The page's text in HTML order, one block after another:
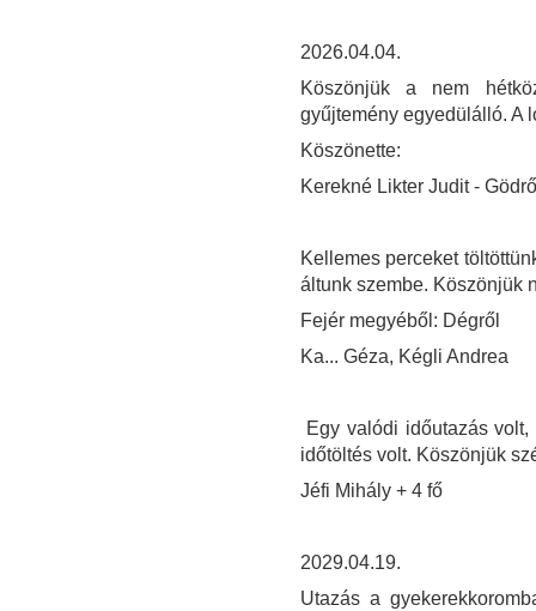
2026.04.04.
Köszönjük a nem
gyűjtemény egyedülálló. A
Köszönette:
Kerekné Likter Judit -
Kellemes perceket
áltunk szembe. Köszönjük
Fejér megyéből: Dégről
Ka... Géza, Kégli Andrea
Egy valódi időutazás
időtöltés volt. Köszönjük
Jéfi Mihály + 4 fő
2029.04.19.
Utazás a